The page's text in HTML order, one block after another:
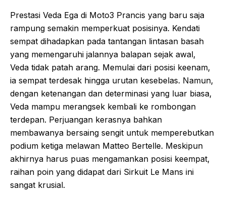
Prestasi Veda Ega di Moto3 Prancis yang baru saja
rampung semakin memperkuat posisinya. Kendati
sempat dihadapkan pada tantangan lintasan basah
yang memengaruhi jalannya balapan sejak awal,
Veda tidak patah arang. Memulai dari posisi keenam,
ia sempat terdesak hingga urutan kesebelas. Namun,
dengan ketenangan dan determinasi yang luar biasa,
Veda mampu merangsek kembali ke rombongan
terdepan. Perjuangan kerasnya bahkan
membawanya bersaing sengit untuk memperebutkan
podium ketiga melawan Matteo Bertelle. Meskipun
akhirnya harus puas mengamankan posisi keempat,
raihan poin yang didapat dari Sirkuit Le Mans ini
sangat krusial.